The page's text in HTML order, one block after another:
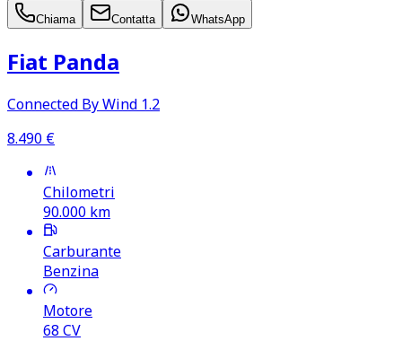
Chiama Contatta WhatsApp
Fiat Panda
Connected By Wind 1.2
8.490 €
Chilometri
90.000 km
Carburante
Benzina
Motore
68 CV